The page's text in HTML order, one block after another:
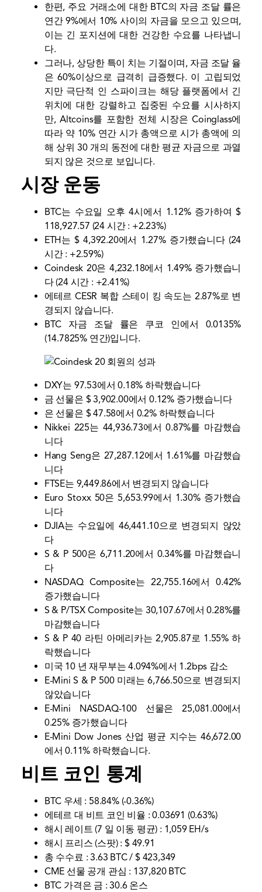
한편, 주요 거래소에 대한 BTC의 자금 조달 률은
연간 9%에서 10% 사이의 자금을 모으고 있으며,
이는 긴 포지션에 대한 건강한 수요를 나타냅니
다.
그러나, 상당한 특이 치는 기절이며, 자금 조달 율
은 60%이상으로 급격히 급증했다. 이 고립되었
지만 극단적 인 스파이크는 해당 플랫폼에서 긴
위치에 대한 강렬하고 집중된 수요를 시사하지
만, Altcoins를 포함한 전체 시장은 Coinglass에
따라 약 10% 연간 시가 총액으로 시가 총액에 의
해 상위 30 개의 동전에 대한 평균 자금으로 과열
되지 않은 것으로 보입니다.
시장 운동
BTC는 수요일 오후 4시에서 1.12% 증가하여 $
118,927.57 (24 시간 : +2.23%)
ETH는 $ 4,392.20에서 1.27% 증가했습니다 (24
시간 : +2.59%)
Coindesk 20은 4,232.18에서 1.49% 증가했습니
다 (24 시간 : +2.41%)
에테르 CESR 복합 스테이 킹 속도는 2.87%로 변
경되지 않습니다.
BTC 자금 조달 률은 쿠코 인에서 0.0135%
(14.7825% 연간)입니다.
DXY는 97.53에서 0.18% 하락했습니다
금 선물은 $ 3,902.00에서 0.12% 증가했습니다
은 선물은 $ 47.58에서 0.2% 하락했습니다
Nikkei 225는 44,936.73에서 0.87%를 마감했습
니다
Hang Seng은 27,287.12에서 1.61%를 마감했습
니다
FTSE는 9,449.86에서 변경되지 않습니다
Euro Stoxx 50은 5,653.99에서 1.30% 증가했습
니다
DJIA는 수요일에 46,441.10으로 변경되지 않았
다
S & P 500은 6,711.20에서 0.34%를 마감했습니
다
NASDAQ Composite는 22,755.16에서 0.42%
증가했습니다
S & P/TSX Composite는 30,107.67에서 0.28%를
마감했습니다
S & P 40 라틴 아메리카는 2,905.87로 1.55% 하
락했습니다
미국 10 년 재무부는 4.094%에서 1.2bps 감소
E-Mini S & P 500 미래는 6,766.50으로 변경되지
않았습니다
E-Mini NASDAQ-100 선물은 25,081.00에서
0.25% 증가했습니다
E-Mini Dow Jones 산업 평균 지수는 46,672.00
에서 0.11% 하락했습니다.
비트 코인 통계
BTC 우세 : 58.84% (-0.36%)
에테르 대 비트 코인 비율 : 0.03691 (0.63%)
해시 레이트 (7 일 이동 평균) : 1,059 EH/s
해시 프리스 (스팟) : $ 49.91
총 수수료 : 3.63 BTC / $ 423,349
CME 선물 공개 관심 : 137,820 BTC
BTC 가격은 금 : 30.6 온스